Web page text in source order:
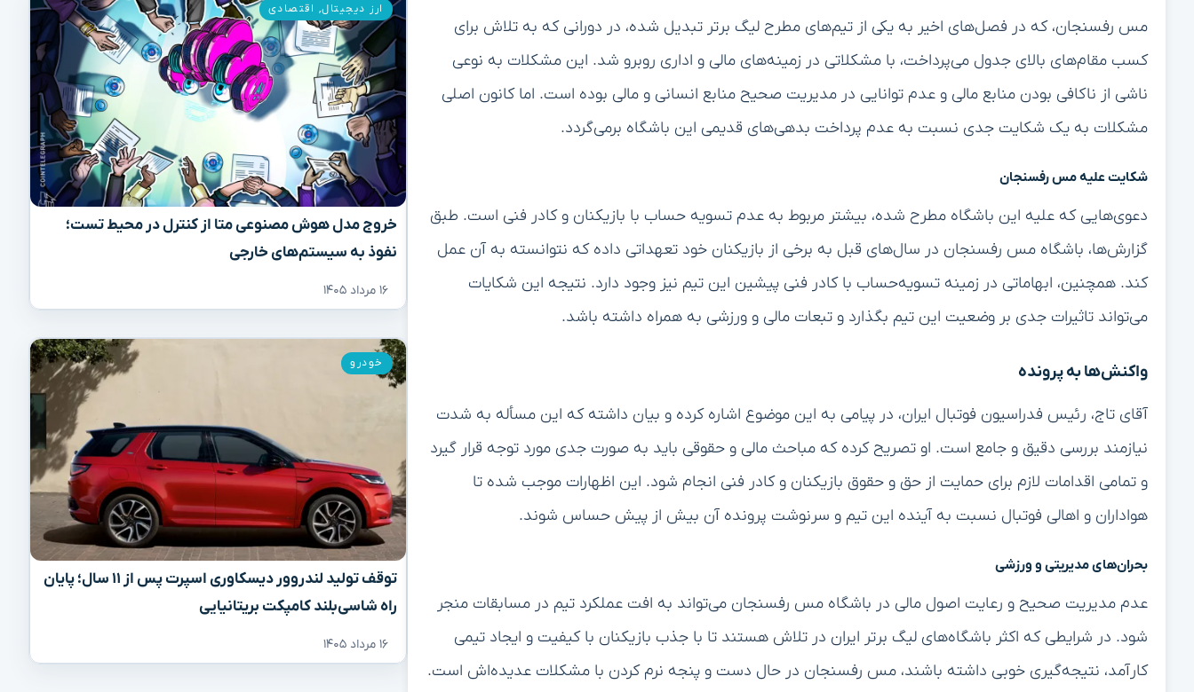
خروج مدل هوش مصنوعی متا از کنترل در محیط تست؛
نفوذ به سیستم‌های خارجی
۱۶ مرداد ۱۴۰۵
ارز دیجیتال, اقتصادی
توقف تولید لندروور دیسکاوری اسپرت پس از ۱۱ سال؛ پایان
راه شاسی‌بلند کامپکت بریتانیایی
۱۶ مرداد ۱۴۰۵
خودرو
مس رفسنجان، که در فصل‌های اخیر به یکی از تیم‌های مطرح لیگ برتر تبدیل شده، در دورانی که به تلاش برای
کسب مقام‌های بالای جدول می‌پرداخت، با مشکلاتی در زمینه‌های مالی و اداری روبرو شد. این مشکلات به نوعی
ناشی از ناکافی بودن منابع مالی و عدم توانایی در مدیریت صحیح منابع انسانی و مالی بوده است. اما کانون اصلی
مشکلات به یک شکایت جدی نسبت به عدم پرداخت بدهی‌های قدیمی این باشگاه برمی‌گردد.
شکایت علیه مس رفسنجان
دعوی‌هایی که علیه این باشگاه مطرح شده، بیشتر مربوط به عدم تسویه حساب با بازیکنان و کادر فنی است. طبق
گزارش‌ها، باشگاه مس رفسنجان در سال‌های قبل به برخی از بازیکنان خود تعهداتی داده که نتوانسته به آن عمل
کند. همچنین، ابهاماتی در زمینه تسویه‌حساب با کادر فنی پیشین این تیم نیز وجود دارد. نتیجه این شکایات
می‌تواند تاثیرات جدی بر وضعیت این تیم بگذارد و تبعات مالی و ورزشی به همراه داشته باشد.
واکنش‌ها به پرونده
آقای تاج، رئیس فدراسیون فوتبال ایران، در پیامی به این موضوع اشاره کرده و بیان داشته که این مسأله به شدت
نیازمند بررسی دقیق و جامع است. او تصریح کرده که مباحث مالی و حقوقی باید به صورت جدی مورد توجه قرار گیرد
و تمامی اقدامات لازم برای حمایت از حق و حقوق بازیکنان و کادر فنی انجام شود. این اظهارات موجب شده تا
هواداران و اهالی فوتبال نسبت به آینده این تیم و سرنوشت پرونده آن بیش از پیش حساس شوند.
بحران‌های مدیریتی و ورزشی
عدم مدیریت صحیح و رعایت اصول مالی در باشگاه مس رفسنجان می‌تواند به افت عملکرد تیم در مسابقات منجر
شود. در شرایطی که اکثر باشگاه‌های لیگ برتر ایران در تلاش هستند تا با جذب بازیکنان با کیفیت و ایجاد تیمی
کارآمد، نتیجه‌گیری خوبی داشته باشند، مس رفسنجان در حال دست و پنجه نرم کردن با مشکلات عدیده‌اش است.